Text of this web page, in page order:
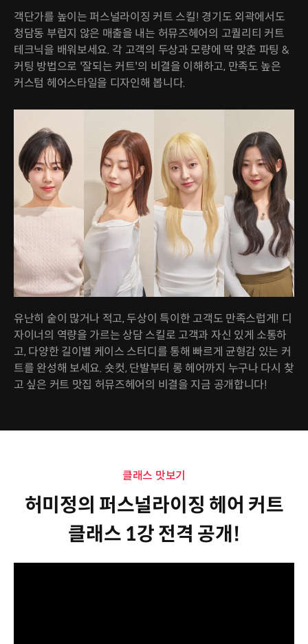
객단가를 높이는 퍼스널라이징 커트 스킬! 경기도 외곽에서도
청담동 부럽지 않은 매출을 내는 허뮤즈헤어의 고퀄리티 커트
테크닉을 배워보세요. 각 고객의 두상과 모량에 딱 맞춘 파팅 &
커팅 방법으로 '잘되는 커트'의 비결을 이해하고, 만족도 높은
커스텀 헤어스타일을 디자인해 봅니다.
유난히 숱이 많거나 적고, 두상이 특이한 고객도 만족스럽게! 디
자이너의 역량을 가르는 상담 스킬로 고객과 자신 있게 소통하
고, 다양한 길이별 케이스 스터디를 통해 빠르게 균형감 있는 커
트를 완성해 보세요. 숏컷, 단발부터 롱 헤어까지 누구나 다시 찾
고 싶은 커트 맛집 허뮤즈헤어의 비결을 지금 공개합니다!
클래스 맛보기
허미정의 퍼스널라이징 헤어 커트
클래스 1강 전격 공개!